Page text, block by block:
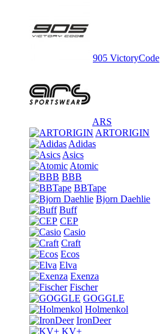
905 VictoryCode
ARS
ARTORIGIN
Adidas
Asics
Atomic
BBB
BBTape
Bjorn Daehlie
Buff
CEP
Casio
Craft
Ecos
Elva
Exenza
Fischer
GOGGLE
Holmenkol
IronDeer
KV+